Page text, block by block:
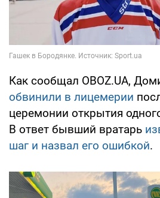
Как сообщал OBOZ.UA,
обвинили в лицемерии
церемонии открытия
В ответ бывший вратарь
шаг и назвал его ошибкой.